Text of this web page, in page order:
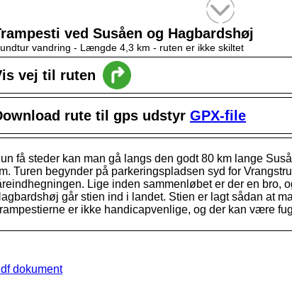
Tekstsøgning efter titel
ved Susåen og Hagbardshøj
vandring - Længde 4,3 km - ruten er ikke skiltet
vej til ruten
rute til gps udstyr GPX-file
få steder kan man gå langs den godt 80 km lange
Turen begynder på parkeringspladsen syd for
Lige inden sammenløbet er der en bro,
går stien ind i landet. Stien er lagt sådan at
er ikke handicapvenlige, og der kan være
dokument